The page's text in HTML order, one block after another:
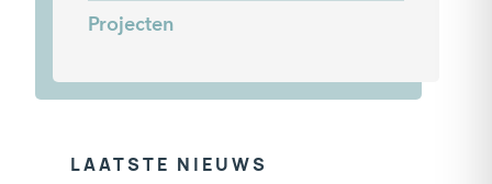
Projecten
LAATSTE NIEUWS